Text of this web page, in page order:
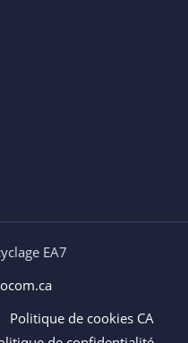
EA7
Politique de cookies CA